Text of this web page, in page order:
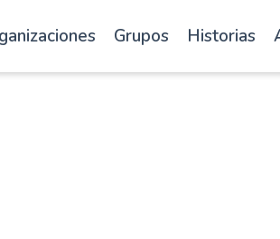
Grupos Historias